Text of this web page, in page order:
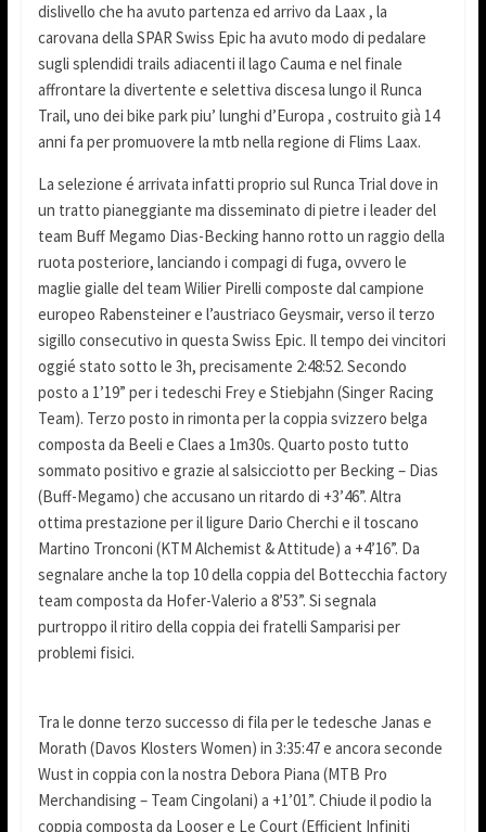
dislivello che ha avuto partenza ed arrivo da Laax , la
carovana della SPAR Swiss Epic ha avuto modo di pedalare
sugli splendidi trails adiacenti il lago Cauma e nel finale
affrontare la divertente e selettiva discesa lungo il Runca
Trail, uno dei bike park piu’ lunghi d’Europa , costruito già 14
anni fa per promuovere la mtb nella regione di Flims Laax.
La selezione é arrivata infatti proprio sul Runca Trial dove in
un tratto pianeggiante ma disseminato di pietre i leader del
team Buff Megamo Dias-Becking hanno rotto un raggio della
ruota posteriore, lanciando i compagi di fuga, ovvero le
maglie gialle del team Wilier Pirelli composte dal campione
europeo Rabensteiner e l’austriaco Geysmair, verso il terzo
sigillo consecutivo in questa Swiss Epic. Il tempo dei vincitori
oggié stato sotto le 3h, precisamente 2:48:52. Secondo
posto a 1’19” per i tedeschi Frey e Stiebjahn (Singer Racing
Team). Terzo posto in rimonta per la coppia svizzero belga
composta da Beeli e Claes a 1m30s. Quarto posto tutto
sommato positivo e grazie al salsicciotto per Becking – Dias
(Buff-Megamo) che accusano un ritardo di +3’46”. Altra
ottima prestazione per il ligure Dario Cherchi e il toscano
Martino Tronconi (KTM Alchemist & Attitude) a +4’16”. Da
segnalare anche la top 10 della coppia del Bottecchia factory
team composta da Hofer-Valerio a 8’53”. Si segnala
purtroppo il ritiro della coppia dei fratelli Samparisi per
problemi fisici.
Tra le donne terzo successo di fila per le tedesche Janas e
Morath (Davos Klosters Women) in 3:35:47 e ancora seconde
Wust in coppia con la nostra Debora Piana (MTB Pro
Merchandising – Team Cingolani) a +1’01”. Chiude il podio la
coppia composta da Looser e Le Court (Efficient Infiniti